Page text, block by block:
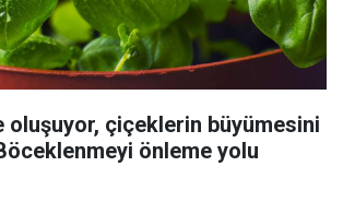
oluşuyor, çiçeklerin büyümesini
önleme yolu